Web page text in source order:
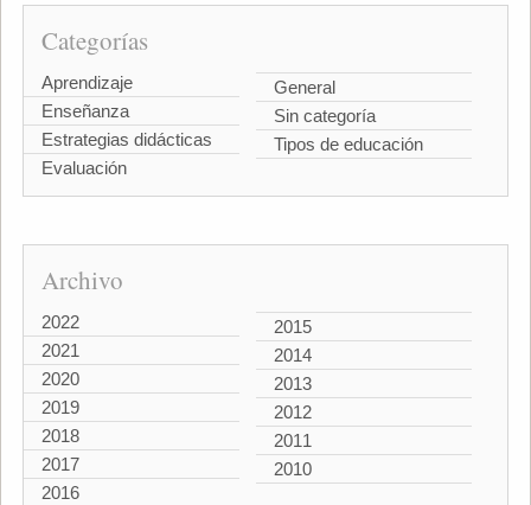
Categorías
Aprendizaje
Enseñanza
Estrategias didácticas
Evaluación
General
Sin categoría
Tipos de educación
Archivo
2022
2021
2020
2019
2018
2017
2016
2015
2014
2013
2012
2011
2010